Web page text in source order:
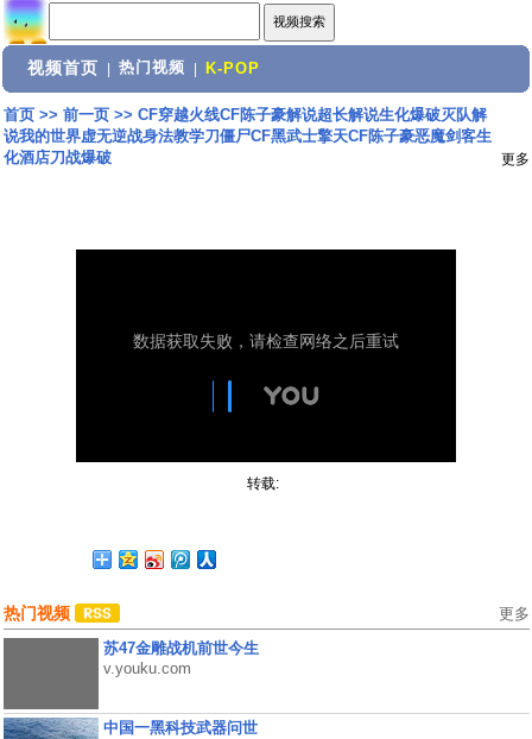
视频首页 热门视频 K-POP
首页>> 前一页>> CF穿越火线CF陈子豪解说超长解说生化爆破灭队解
说我的世界虚无逆战身法教学刀僵尸CF黑武士擎天CF陈子豪恶魔剑客生
化酒店刀战爆破
更多
转载:
热门视频 更多
苏47金雕战机前世今生
v.youku.com
中国一黑科技武器问世